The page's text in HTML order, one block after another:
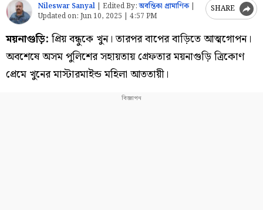
Nileswar Sanyal Edited By:অবন্তিকা প্রামাণিক|
Updated on: Jun 10, 2025 | 4:57 PM
SHARE
ময়নাগুড়ি: প্রিয় বন্ধুকে খুন। তারপর বাপের বাড়িতে আত্মগোপন।
অবশেষে অসম পুলিশের সহায়তায় গ্রেফতার ময়নাগুড়ি ত্রিকোণ
প্রেমে খুনের মাস্টারমাইন্ড মহিলা আততায়ী।